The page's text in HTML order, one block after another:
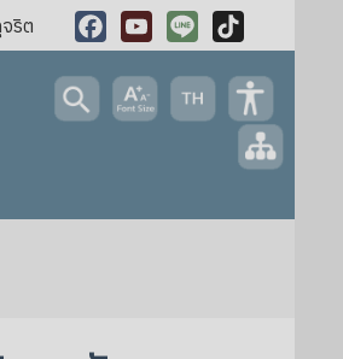
ริต
FacebookYouTube
Line TikTok